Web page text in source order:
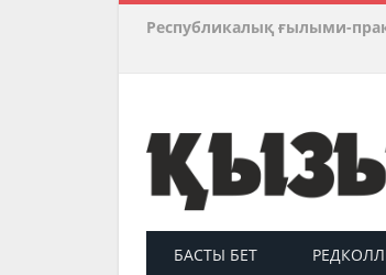
Республикалық ғылыми-
БАСТЫ БЕТ